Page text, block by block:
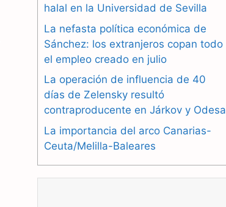
o
o
k
r
a
m
A
p
p
halal en la Universidad de Sevilla
La nefasta política económica de
Sánchez: los extranjeros copan todo
el empleo creado en julio
La operación de influencia de 40
días de Zelensky resultó
contraproducente en Járkov y Odesa
La importancia del arco Canarias-
Ceuta/Melilla-Baleares